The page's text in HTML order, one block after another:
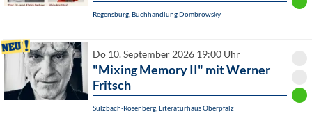
Regensburg, Buchhandlung Dombrowsky
Do 10. September 2026 19:00 Uhr
"Mixing Memory II" mit Werner
Fritsch
Sulzbach-Rosenberg, Literaturhaus Oberpfalz